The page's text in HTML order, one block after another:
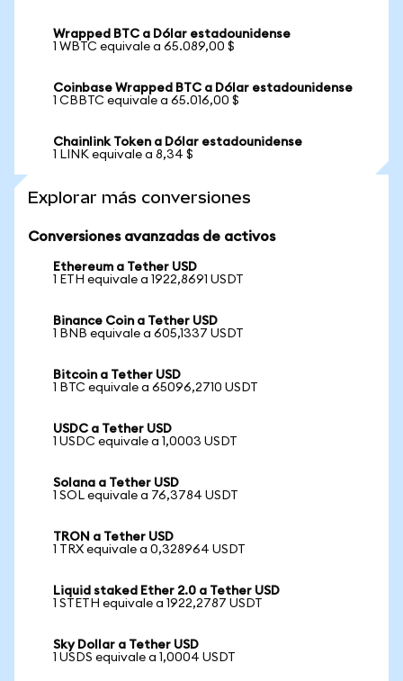
Wrapped BTC a Dólar estadounidense
1 WBTC equivale a 65.089,00 $
Coinbase Wrapped BTC a Dólar estadounidense
1 CBBTC equivale a 65.016,00 $
Chainlink Token a Dólar estadounidense
1 LINK equivale a 8,34 $
Explorar más conversiones
Conversiones avanzadas de activos
Ethereum a Tether USD
1 ETH equivale a 1922,8691 USDT
Binance Coin a Tether USD
1 BNB equivale a 605,1337 USDT
Bitcoin a Tether USD
1 BTC equivale a 65096,2710 USDT
USDC a Tether USD
1 USDC equivale a 1,0003 USDT
Solana a Tether USD
1 SOL equivale a 76,3784 USDT
TRON a Tether USD
1 TRX equivale a 0,328964 USDT
Liquid staked Ether 2.0 a Tether USD
1 STETH equivale a 1922,2787 USDT
Sky Dollar a Tether USD
1 USDS equivale a 1,0004 USDT